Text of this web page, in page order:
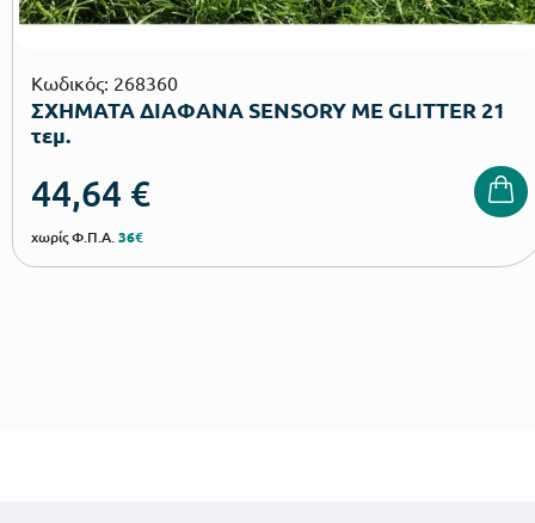
Κωδικός: 268360
ΣΧΗΜΑΤΑ ΔΙΑΦΑΝΑ SENSORY ΜΕ GLITTER 21
τεμ.
44,64 €
χωρίς Φ.Π.Α.36€